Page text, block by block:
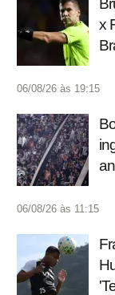
x
06/08/26 às 19:15
06/08/26 às 11:15